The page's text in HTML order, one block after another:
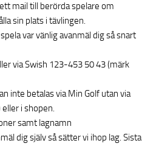
mail till berörda spelare om
sin plats i tävlingen.
var vänlig avanmäl dig så snart
via Swish 123-453 50 43 (märk
inte betalas via Min Golf utan via
i shopen.
samt lagnamn
dig själv så sätter vi ihop lag. Sista